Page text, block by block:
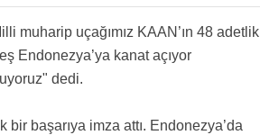
muharip uçağımız KAAN’ın 48 adetlik
Endonezya’ya kanat açıyor
dedi.
başarıya imza attı. Endonezya’da